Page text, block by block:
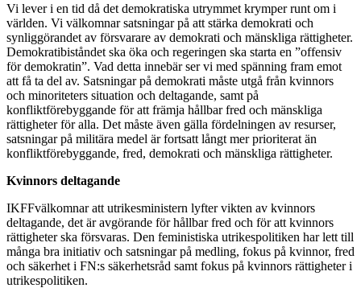
Vi lever i en tid då det demokratiska utrymmet krymper runt om i
världen. Vi välkomnar satsningar på att stärka demokrati och
synliggörandet av försvarare av demokrati och mänskliga rättigheter.
Demokratibiståndet ska öka och regeringen ska starta en ”offensiv
för demokratin”. Vad detta innebär ser vi med spänning fram emot
att få ta del av. Satsningar på demokrati måste utgå från kvinnors
och minoriteters situation och deltagande, samt på
konfliktförebyggande för att främja hållbar fred och mänskliga
rättigheter för alla. Det måste även gälla fördelningen av resurser,
satsningar på militära medel är fortsatt långt mer prioriterat än
konfliktförebyggande, fred, demokrati och mänskliga rättigheter.
Kvinnors deltagande
IKFFvälkomnar att utrikesministern lyfter vikten av kvinnors
deltagande, det är avgörande för hållbar fred och för att kvinnors
rättigheter ska försvaras. Den feministiska utrikespolitiken har lett till
många bra initiativ och satsningar på medling, fokus på kvinnor, fred
och säkerhet i FN:s säkerhetsråd samt fokus på kvinnors rättigheter i
utrikespolitiken.